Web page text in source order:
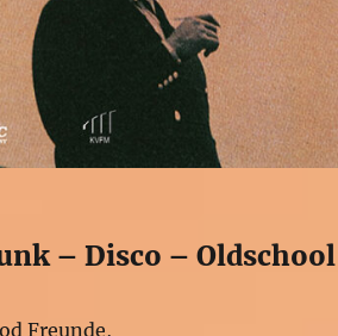
– Disco –
Freunde,